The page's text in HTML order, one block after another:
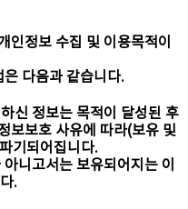
정보 수집 및 이용목적이
다음과 같습니다.
신 정보는 목적이 달성된 후
보보호 사유에 따라(보유 및
기되어집니다.
니고서는 보유되어지는 이
.